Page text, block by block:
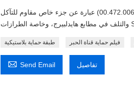
إن الطبقة البلاستيكية الواقية التي وصفتها (رقم القطعة 00.472.006) عبارة عن جزء خاص مقاوم للتآكل
طبقة حماية بلاستيكية فيلم حماية قناة الحبر
 Send Email تفاصيل